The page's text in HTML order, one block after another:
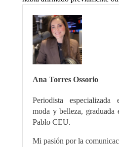
Ana Torres Ossorio
Periodista
moda y belleza, graduada
Pablo CEU.
Mi pasión por la